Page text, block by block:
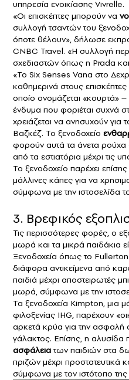
υπηρεσία ενοικίασης Vivrelle.
«Οι επισκέπτες μπορούν να
συλλογή τσαντών του
όποτε θέλουν», δήλωσε
CNBC Travel. «Η συλλογή
σχεδιαστών όπως η Prada
«Το Six Senses Vana στο
καθημερινά στους
οποίο ονομάζεται «κουρτά»
ένδυμα που φοριέται συχνά
χρειάζεται να ανησυχούν για
Βαζκέζ. Το ξενοδοχείο
φορούν αυτά τα άνετα ρούχα
από τα εστιατόρια μέχρι τις
Το ξενοδοχείο παρέχει
μάλλινες κάπες για να
σύμφωνα με την ιστοσελίδα
3. Βρεφικός
Τις περισσότερες φορές, ο
μωρά και τα μικρά παιδάκια
Ξενοδοχεία όπως το
διάφορα αντικείμενα από
παιδιά μέχρι αποστειρωτές
μωρά, σύμφωνα με την
Τα ξενοδοχεία Kimpton, μια
φιλοξενίας IHG, παρέχουν
αρκετά κρύα για την ασφαλή
γάλακτος. Επίσης, η αλυσίδα
ασφάλειατων παιδιών στα
πριζών μέχρι προστατευτικά
σύμφωνα με τον ιστότοπο της